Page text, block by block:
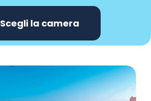
Scegli la camera